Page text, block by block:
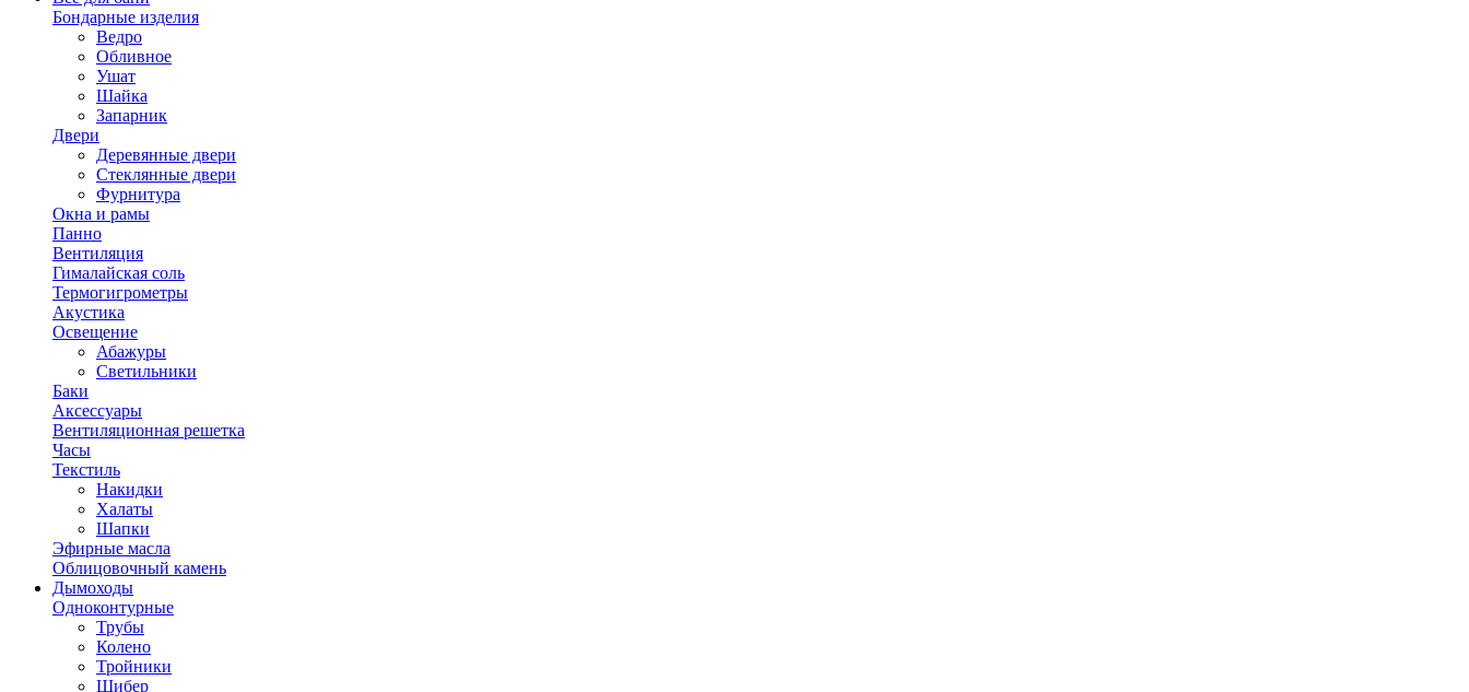
Бондарные изделия
Ведро
Обливное
Ушат
Шайка
Запарник
Двери
Деревянные двери
Стеклянные двери
Фурнитура
Окна и рамы
Панно
Вентиляция
Гималайская соль
Термогигрометры
Акустика
Освещение
Абажуры
Светильники
Баки
Аксессуары
Вентиляционная решетка
Часы
Текстиль
Накидки
Халаты
Шапки
Эфирные масла
Облицовочный камень
Дымоходы
Одноконтурные
Трубы
Колено
Тройники
Шибер